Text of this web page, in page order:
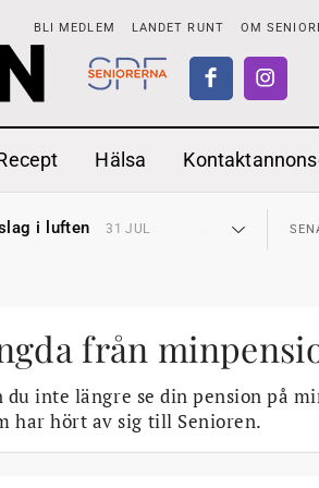
BLI MEDLEM LANDET RUNT OM
Hälsa
i luften 31 JUL
förbjudas i Sverige
26 JUL
i luften 31 JUL
från
inte längre se din pension på
har hört av sig till Senioren.